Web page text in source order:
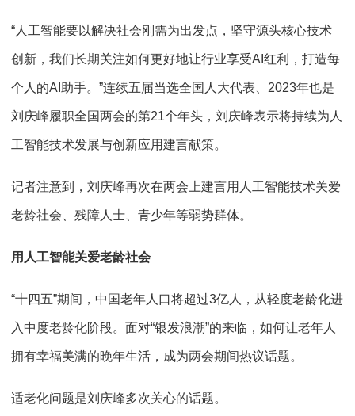
“人工智能要以解决社会刚需为出发点，坚守源头核心技术
创新，我们长期关注如何更好地让行业享受AI红利，打造每
个人的AI助手。”连续五届当选全国人大代表、2023年也是
刘庆峰履职全国两会的第21个年头，刘庆峰表示将持续为人
工智能技术发展与创新应用建言献策。
记者注意到，刘庆峰再次在两会上建言用人工智能技术关爱
老龄社会、残障人士、青少年等弱势群体。
用人工智能关爱老龄社会
“十四五”期间，中国老年人口将超过3亿人，从轻度老龄化进
入中度老龄化阶段。面对“银发浪潮”的来临，如何让老年人
拥有幸福美满的晚年生活，成为两会期间热议话题。
适老化问题是刘庆峰多次关心的话题。